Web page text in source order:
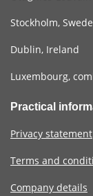
Stockholm,
Dublin, Ireland
Luxembourg,
Practical
Privacy statement
Terms and
Company details